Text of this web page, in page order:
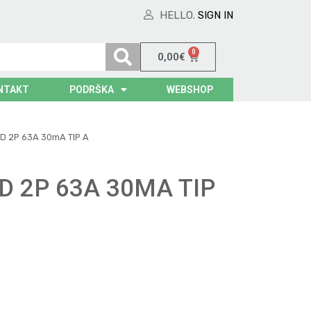
HELLO. SIGN IN
0,00€ 0
PODRŠKA WEBSHOP
2P 63A 30mA TIP A
2P 63A 30MA TIP